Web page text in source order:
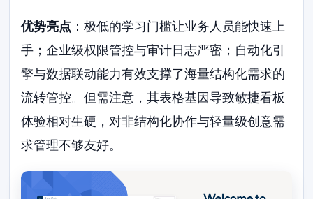
优势亮点 ：极低的学习门槛让业务人员能快速上
手；企业级权限管控与审计日志严密；自动化引
擎与数据联动能力有效支撑了海量结构化需求的
流转管控。但需注意，其表格基因导致敏捷看板
体验相对生硬，对非结构化协作与轻量级创意需
求管理不够友好。